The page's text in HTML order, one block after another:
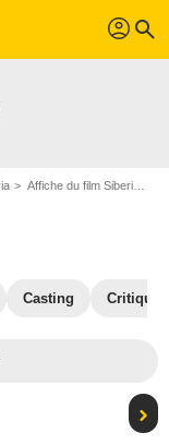
profil search
Affiche du film Siberia - Photo 21
Casting